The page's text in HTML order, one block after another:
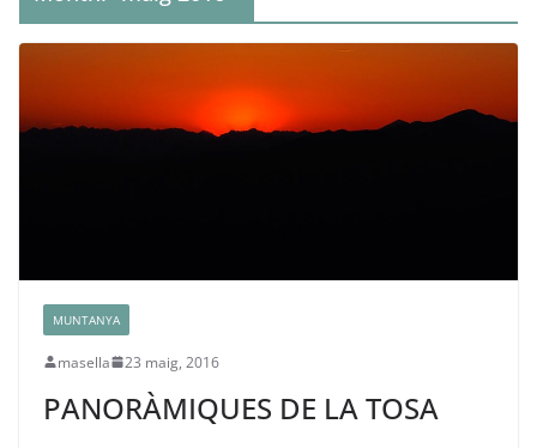
MUNTANYA
masella 23 maig, 2016
PANORÀMIQUES DE LA TOSA